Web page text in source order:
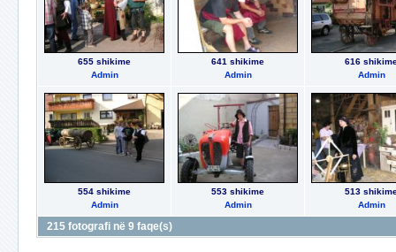
655 shikime
Admin
641 shikime
Admin
616
Admin
554 shikime
Admin
553 shikime
Admin
513
Admin
215 fotografi në 9 faqe(s)